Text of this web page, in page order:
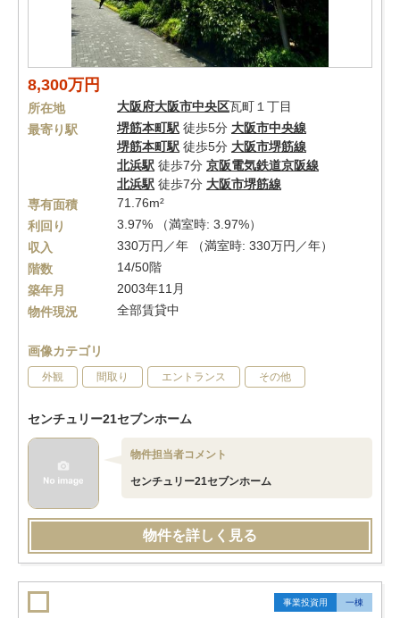
8,300万円
所在地 大阪府大阪市中央区瓦町１丁目
最寄り駅
堺筋本町駅 徒歩5分 大阪市中央線
堺筋本町駅 徒歩5分 大阪市堺筋線
北浜駅 徒歩7分 京阪電気鉄道京阪線
北浜駅 徒歩7分 大阪市堺筋線
専有面積
71.76m²
利回り
3.97% （満室時: 3.97%）
収入
330万円／年 （満室時: 330万円／年）
階数
14/50階
築年月
2003年11月
物件現況
全部賃貸中
画像カテゴリ
外観 間取り エントランス その他
センチュリー21セブンホーム
物件担当者コメント
センチュリー21セブンホーム
物件を詳しく見る
事業投資用 一棟